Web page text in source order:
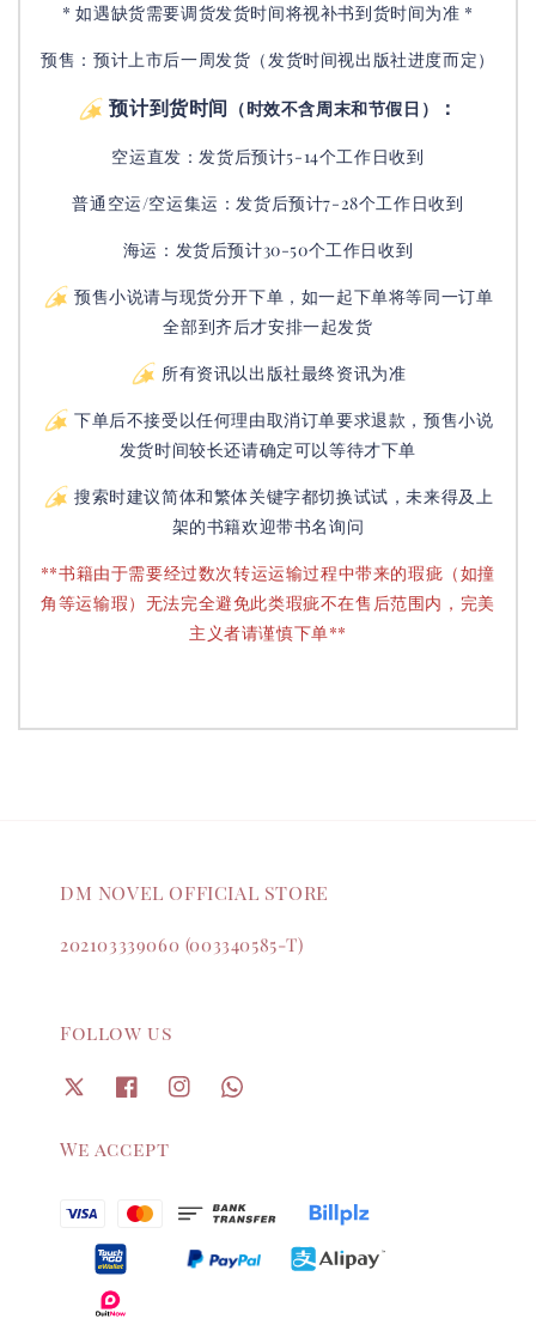
* 如遇缺货需要调货发货时间将视补书到货时间为准 *
预售：预计上市后一周发货（发货时间视出版社进度而定）
预计到货时间 （时效不含周末和节假日） ：
空运直发：发货后预计5-14个工作日收到
普通空运/空运集运：发货后预计7-28个工作日收到
海运：发货后预计30-50个工作日收到
预售小说请与现货分开下单，如一起下单将等同一订单
全部到齐后才安排一起发货
所有资讯以出版社最终资讯为准
下单后不接受以任何理由取消订单要求退款，预售小说
发货时间较长还请确定可以等待才下单
搜索时建议简体和繁体关键字都切换试试，未来得及上
架的书籍欢迎带书名询问
**书籍由于需要经过数次转运运输过程中带来的瑕疵（如撞
角等运输瑕）无法完全避免此类瑕疵不在售后范围内，完美
主义者请谨慎下单**
DM NOVEL OFFICIAL STORE
202103339060 (003340585-T)
Follow us
We accept